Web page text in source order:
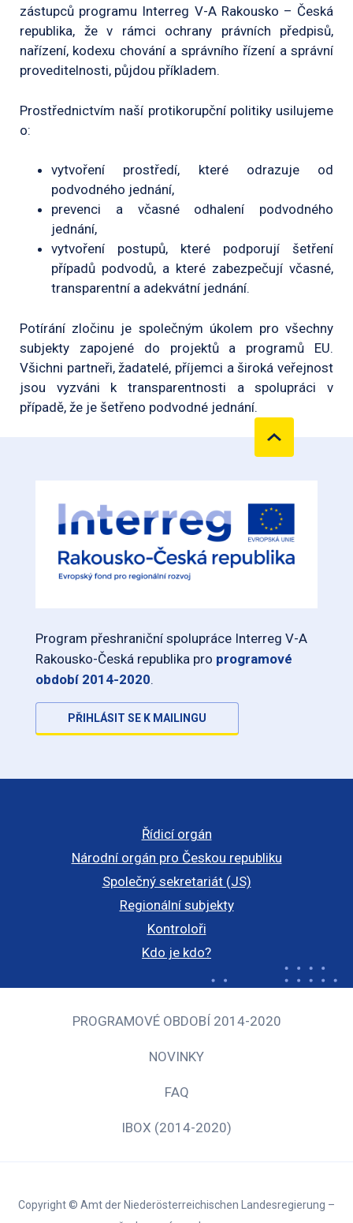
zástupců programu Interreg V-A Rakousko – Česká
republika, že v rámci ochrany právních předpisů,
nařízení, kodexu chování a správního řízení a správní
proveditelnosti, půjdou příkladem.
Prostřednictvím naší protikorupční politiky usilujeme
o:
vytvoření prostředí, které odrazuje od
podvodného jednání,
prevenci a včasné odhalení podvodného
jednání,
vytvoření postupů, které podporují šetření
případů podvodů, a které zabezpečují včasné,
transparentní a adekvátní jednání.
Potírání zločinu je společným úkolem pro všechny
subjekty zapojené do projektů a programů EU.
Všichni partneři, žadatelé, příjemci a široká veřejnost
jsou vyzváni k transparentnosti a spolupráci v
případě, že je šetřeno podvodné jednání.
Program přeshraniční spolupráce Interreg V-A
Rakousko-Česká republika pro programové
období 2014-2020.
PŘIHLÁSIT SE K MAILINGU
Řídicí orgán
Národní orgán pro Českou republiku
Společný sekretariát (JS)
Regionální subjekty
Kontroloři
Kdo je kdo?
PROGRAMOVÉ OBDOBÍ 2014-2020
NOVINKY
FAQ
IBOX (2014-2020)
Copyright © Amt der Niederösterreichischen Landesregierung –